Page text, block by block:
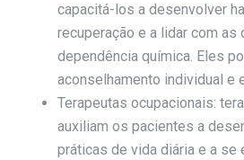
capacitá-los a desenvolver
recuperação e a lidar com as
dependência química. Eles
aconselhamento individual e
Terapeutas ocupacionais:
auxiliam os pacientes a
práticas de vida diária e a se